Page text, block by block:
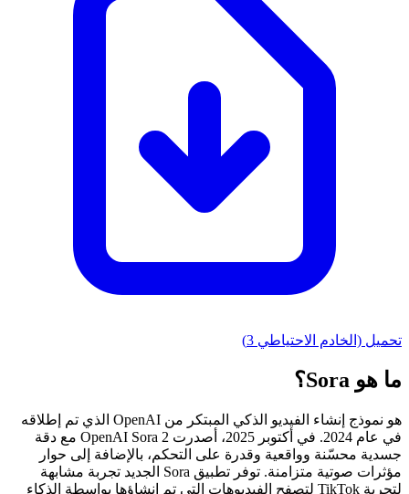
تحميل (الخادم الاحتياطي 3)
ما هو Sora؟
هو نموذج إنشاء الفيديو الذكي المبتكر من OpenAI الذي تم إطلاقه
في عام 2024. في أكتوبر 2025، أصدرت OpenAI Sora 2 مع دقة
جسدية محسّنة وواقعية وقدرة على التحكم، بالإضافة إلى حوار
مؤثرات صوتية متزامنة. توفر تطبيق Sora الجديد تجربة مشابهة
لتجربة TikTok لتصفح الفيديوهات التي تم إنشاؤها بواسطة الذكاء